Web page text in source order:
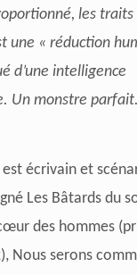
les traits
une « réduction
d’une intelligence
Un monstre parfait.
est écrivain et
Les Bâtards du
des hommes
Nous serons